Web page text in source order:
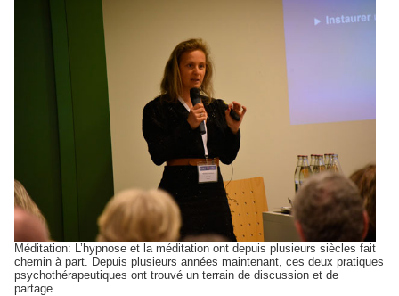
Méditation: L’hypnose et la méditation ont depuis plusieurs siècles fait
chemin à part. Depuis plusieurs années maintenant, ces deux pratiques
psychothérapeutiques ont trouvé un terrain de discussion et de
partage...